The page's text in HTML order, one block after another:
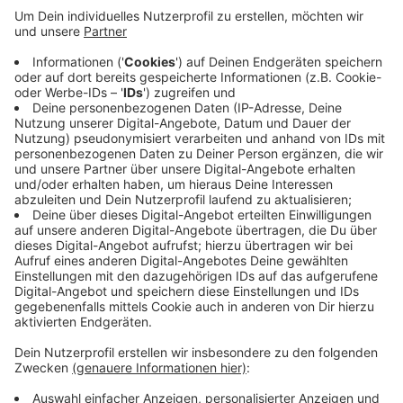
Ein Anwohner hatte Rückendeckung eingefordert.
Unter anderem durch den sechsspurigen Ausbau der A
1 und die damit verbundenen Sperrungen habe der
LKW-Verkehr auf der Ortsdurchfahrt stark
zugenommen. Er wünscht sich Tempo 30 und während
längeren Sperrungen der A 1 ein Durchfahrtsverbot für
LKW. Im Hauptausschuss haben sich die Politiker jetzt
dafür ausgesprochen, dass die Gemeinde mit dem
Kreis Coesfeld und dem Landesbetrieb Straßen
spricht. Sie sind zuständig.
Anzeige